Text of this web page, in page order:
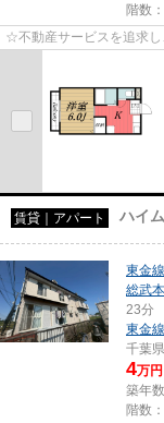
階数
☆不動産サービスを追求
賃貸｜アパート ハイ
東金線
総武
23分
東金線
千葉県
4万円
築年
階数